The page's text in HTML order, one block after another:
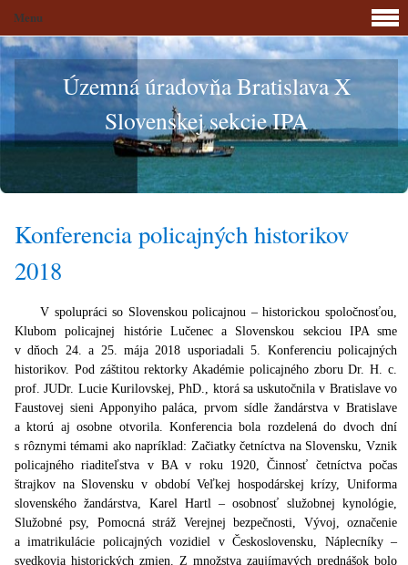
Územná úradovňa Bratislava X
Slovenskej sekcie IPA
Konferencia policajných historikov
2018
V spolupráci so Slovenskou policajnou – historickou spoločnosťou,
Klubom policajnej histórie Lučenec a Slovenskou sekciou IPA sme
v dňoch 24. a 25. mája 2018 usporiadali 5. Konferenciu policajných
historikov. Pod záštitou rektorky Akadémie policajného zboru Dr. H. c.
prof. JUDr. Lucie Kurilovskej, PhD., ktorá sa uskutočnila v Bratislave vo
Faustovej sieni Apponyiho paláca, prvom sídle žandárstva v Bratislave
a ktorú aj osobne otvorila. Konferencia bola rozdelená do dvoch dní
s rôznymi témami ako napríklad: Začiatky četníctva na Slovensku, Vznik
policajného riaditeľstva v BA v roku 1920, Činnosť četníctva počas
štrajkov na Slovensku v období Veľkej hospodárskej krízy, Uniforma
slovenského žandárstva, Karel Hartl – osobnosť služobnej kynológie,
Služobné psy, Pomocná stráž Verejnej bezpečnosti, Vývoj, označenie
a imatrikulácie policajných vozidiel v Československu, Náplecníky –
svedkovia historických zmien. Z množstva zaujímavých prednášok bolo
Menu